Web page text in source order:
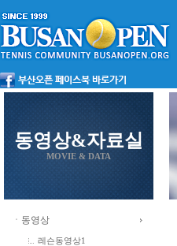
동영상&자료실
MOVIE & DATA
ㆍ동영상
레슨동영상1